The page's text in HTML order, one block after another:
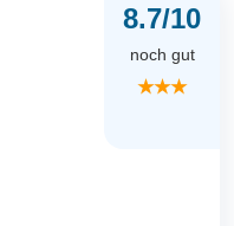
8.7/10
noch gut
★★★